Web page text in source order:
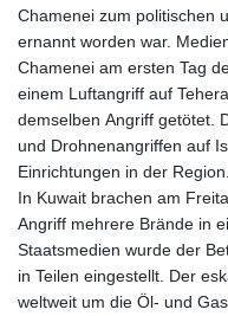
Chamenei zum politischen
ernannt worden war.
Chamenei am ersten Tag
einem Luftangriff auf
demselben Angriff getötet.
und Drohnenangriffen auf
Einrichtungen in der Region.
In Kuwait brachen am
Angriff mehrere Brände in
Staatsmedien wurde der
in Teilen eingestellt. Der
weltweit um die Öl- und